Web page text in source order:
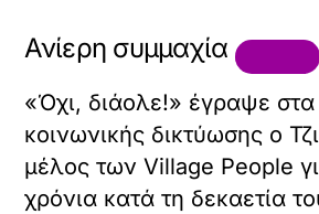
Ανίερη συμμαχία
«Όχι, διάολε!» έγραψε
κοινωνικής δικτύωσης ο
μέλος των Village People
χρόνια κατά τη δεκαετία